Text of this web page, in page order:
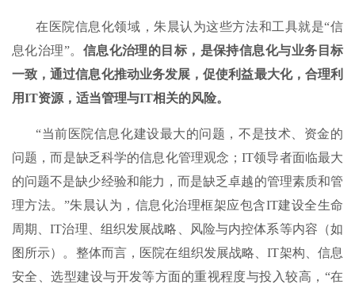
在医院信息化领域，朱晨认为这些方法和工具就是“信
息化治理”。 信息化治理的目标，是保持信息化与业务目标
一致，通过信息化推动业务发展，促使利益最大化，合理利
用IT资源，适当管理与IT相关的风险。
“当前医院信息化建设最大的问题，不是技术、资金的
问题，而是缺乏科学的信息化管理观念；IT领导者面临最大
的问题不是缺少经验和能力，而是缺乏卓越的管理素质和管
理方法。”朱晨认为，信息化治理框架应包含IT建设全生命
周期、IT治理、组织发展战略、风险与内控体系等内容（如
图所示）。整体而言，医院在组织发展战略、IT架构、信息
安全、选型建设与开发等方面的重视程度与投入较高，“在